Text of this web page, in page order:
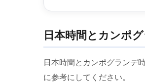
日本時間とカンポ
日本時間とカンポグランデ
に参考にしてください。